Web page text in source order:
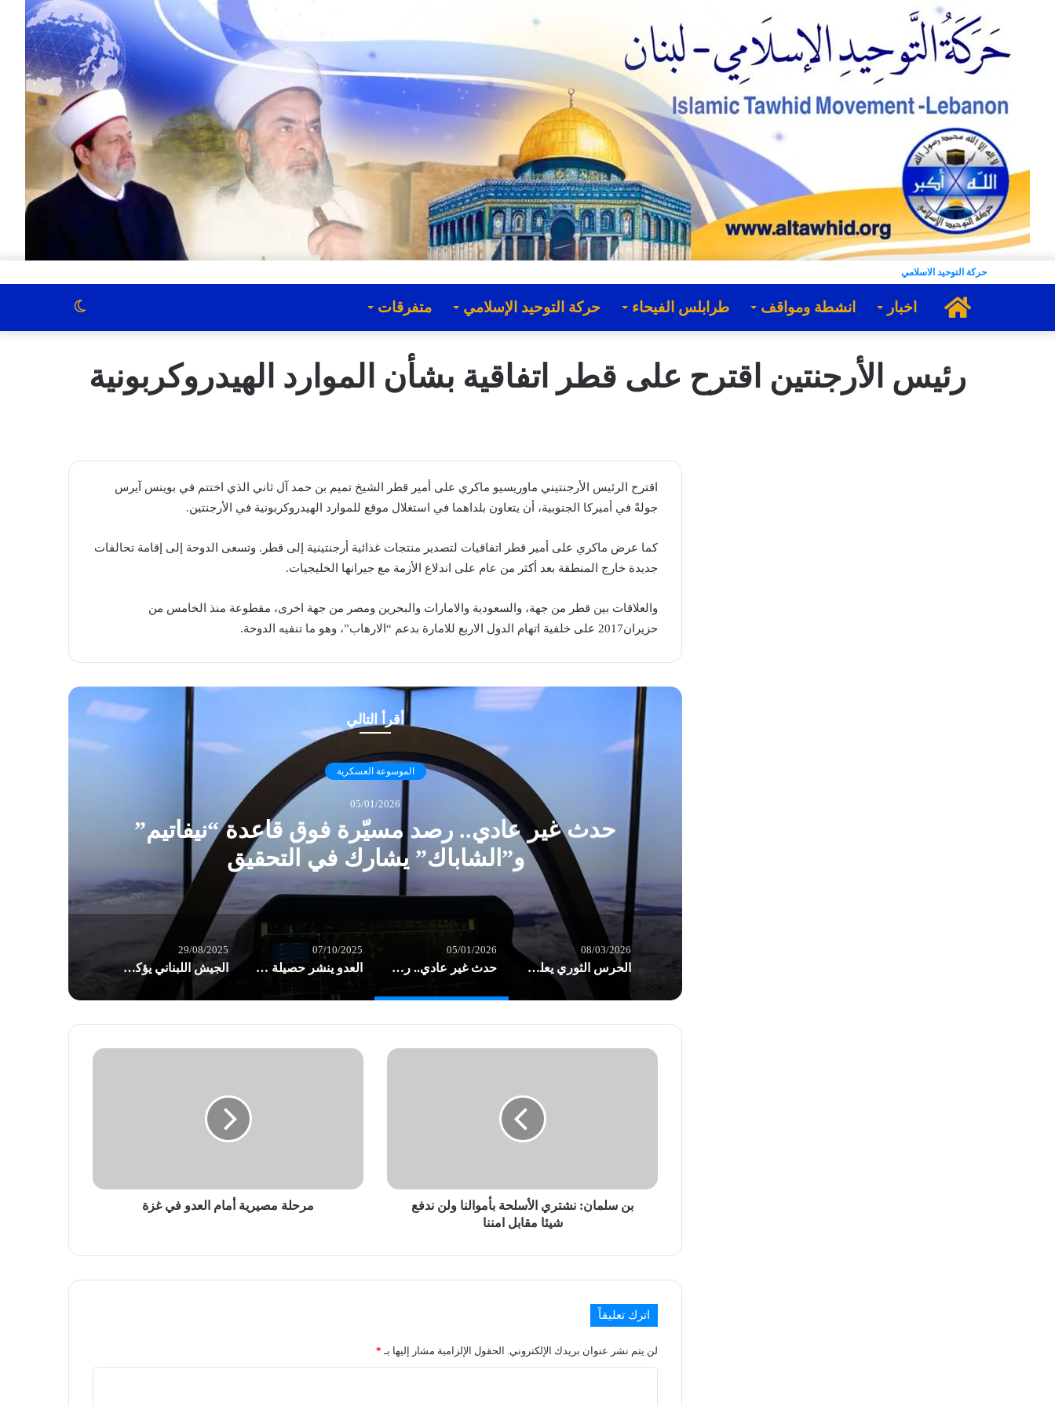
حركة التوحيد الاسلامي
الرئيسية
اخبار انشطة ومواقف طرابلس الفيحاء حركة التوحيد الإسلامي متفرقات
رئيس الأرجنتين اقترح على قطر اتفاقية بشأن الموارد الهيدروكربونية
اقترح الرئيس ​الأرجنتين​ي ماوريسيو ماكري على ​أمير قطر​ الشيخ تميم بن حمد آل ثاني الذي اختتم في بوينس آيرس
جولةً في ​أميركا الجنوبية​، أن يتعاون بلداهما في استغلال موقع للموارد الهيدروكربونية في الأرجنتين.
كما عرض ماكري على أمير قطر اتفاقيات لتصدير منتجات غذائية أرجنتينية إلى قطر. وتسعى ​الدوحة​ إلى إقامة تحالفات
جديدة خارج المنطقة بعد أكثر من عام على اندلاع الأزمة مع جيرانها الخليجيات.
والعلاقات بين قطر من جهة، و​السعودية​ و​الامارات​ و​البحرين​ ومصر من جهة اخرى، مقطوعة منذ الخامس من
حزيران2017 على خلفية اتهام الدول الاربع للامارة بدعم “​الارهاب​”، وهو ما تنفيه الدوحة.
أقرأ التالي
الموسوعة العسكرية
05/01/2026
حدث غير عادي.. رصد مسيّرة فوق قاعدة “نيفاتيم”
و”الشاباك” يشارك في التحقيق
08/03/2026
الحرس الثوري يعلن إطلاق الموجة الـ28 من عمليات “الوعد الصادق 4”
05/01/2026
حدث غير عادي.. رصد مسيّرة فوق قاعدة “نيفاتيم” و”الشاباك” يشارك في التحقيق
07/10/2025
العدو ينشر حصيلة قتلاه على مدى عاميْن من معركة غزة
29/08/2025
الجيش اللبناني يؤكد التزامه بواجباته الوطنية ويدعو الإعلام لاعتماد بياناته الرسمية
بن سلمان: نشتري الأسلحة بأموالنا ولن ندفع
شيئا مقابل امننا
مرحلة مصيرية أمام العدو في غزة
اترك تعليقاً
لن يتم نشر عنوان بريدك الإلكتروني. الحقول الإلزامية مشار إليها بـ *